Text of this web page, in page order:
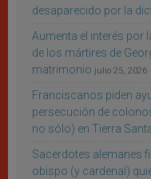
desaparecido por la
Aumenta el interés por
de los mártires de
matrimonio julio 25, 2026
Franciscanos piden
persecución de
no sólo) en Tierra
Sacerdotes alemanes
obispo (y cardenal)